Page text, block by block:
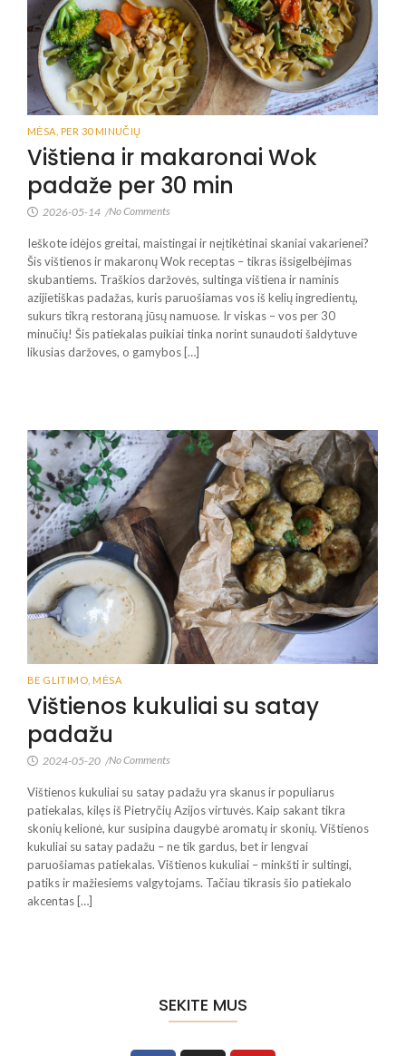
MĖSA PER 30 MINUČIŲ
Vištiena ir makaronai Wok
padaže per 30 min
2026-05-14 /No Comments
Ieškote idėjos greitai, maistingai ir neįtikėtinai skaniai vakarienei?
Šis vištienos ir makaronų Wok receptas – tikras išsigelbėjimas
skubantiems. Traškios daržovės, sultinga vištiena ir naminis
azijietiškas padažas, kuris paruošiamas vos iš kelių ingredientų,
sukurs tikrą restoraną jūsų namuose. Ir viskas – vos per 30
minučių! Šis patiekalas puikiai tinka norint sunaudoti šaldytuve
likusias daržoves, o gamybos […]
BE GLITIMO MĖSA
Vištienos kukuliai su satay
padažu
2024-05-20 /No Comments
Vištienos kukuliai su satay padažu yra skanus ir populiarus
patiekalas, kilęs iš Pietryčių Azijos virtuvės. Kaip sakant tikra
skonių kelionė, kur susipina daugybė aromatų ir skonių. Vištienos
kukuliai su satay padažu – ne tik gardus, bet ir lengvai
paruošiamas patiekalas. Vištienos kukuliai – minkšti ir sultingi,
patiks ir mažiesiems valgytojams. Tačiau tikrasis šio patiekalo
akcentas […]
SEKITE MUS